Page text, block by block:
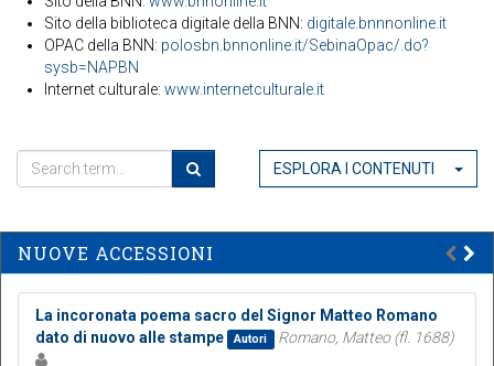
Sito della biblioteca digitale della BNN: digitale.bnnnonline.it
OPAC della BNN: polosbn.bnnonline.it/SebinaOpac/.do?
sysb=NAPBN
Internet culturale: www.internetculturale.it
ESPLORA I CONTENUTI
NUOVE ACCESSIONI
La incoronata poema sacro del Signor Matteo Romano
dato di nuovo alle stampe
Autori Romano, Matteo (fl. 1688)